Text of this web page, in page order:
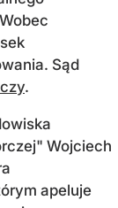
Sąd
.
Wojciech
apeluje